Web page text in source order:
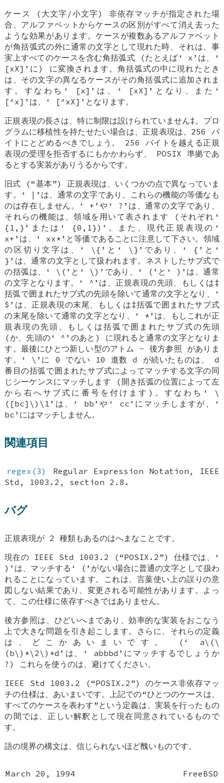
ケース (大文字/小文字) 非依存マッチが指定された場
合、アルファベットからケースの区別がすべて消え去った
ような効果があります。ケースが複数あるアルファベット
が角括弧式の外に通常の文字として現れた時、それは、事
実上すべてのケースを含む角括弧式 (たとえば‘ x ’は、‘
[xX] ’に) に変換されます。角括弧式の中に現れたとき
は、その文字の異なるケースがその角括弧式に追加されま
す。すなわち‘
[x] ’は、‘ [xX] ’となり、また‘
[^x] ’は、‘ [^xX] ’となります。
正規表現の長さは、特に制限は設けられていません‡。プロ
グラムに移植性を持たせたい場合は、正規表現は、256 バ
イトにとどめるべきでしょう。 256 バイトを越える正規
表現の受理を拒否するにもかかわらず、 POSIX 準拠であ
るとする実装がありうるからです。
旧式 (“基本”) 正規表現は、いくつかの点で異なっていま
す。‘
| ’は、通常の文字であり、これらの機能の等価なも
のは存在しません。‘ + ’や‘ ? ’は、通常の文字であり、
それらの機能は、領域を用いて表されます (それぞれ‘
{1,} ’または‘ {0,1}) ’。また、現代正規表現の‘
x+ ’は、‘ xx* ’と等価であることに注意して下さい。領域
の区切り文字は、‘ \{ ’と‘ \} ’であり、‘ { ’と‘
} ’は、通常の文字として扱われます。ネストしたサブ式で
の括弧は、‘ \( ’と‘ \) ’であり、‘ ( ’と‘ ) ’は、通常
の文字となります。‘
^ ’は、正規表現の先頭、もしくは‡
括弧で囲まれたサブ式の先頭を除いて通常の文字となり、‘
$ ’は、正規表現の末尾、もしくは‡括弧で囲まれたサブ式
の末尾を除いて通常の文字となり、‘ * ’は、もしこれが正
規表現の先頭、もしくは括弧で囲まれたサブ式の先頭
(か、先頭の‘ ^ ’のあと) に現れると通常の文字となりま
す。最後にひとつ新しい型のアトム -後方参照 がありま
す。‘ \ ’に 0 でない 10 進数d が続いたものは、 d
番目の括弧で囲まれたサブ式によってマッチする文字の同
じシーケンスにマッチします (開き括弧の位置によって左
から右へサブ式に番号を付けます)。すなわち‘ \
([bc]\)\1 ’は、‘ bb ’や‘ cc ’にマッチしますが、‘
bc ’にはマッチしません。
関連項目
regex(3) Regular Expression Notation ,
IEEE
Std , 1003.2 , section 2.8 .
バグ
正規表現が 2 種類もあるのはへまなことです。
現在の IEEE Std 1003.2 (“POSIX.2”) 仕様では、‘
) ’は、マッチする‘ ( ’がない場合に普通の文字として扱わ
れることになっています。これは、言葉使い上の誤りの意
図しない結果であり、変更される可能性があります。よっ
て、この仕様に依存すべきではありません。
後方参照は、ひどいへまであり、効率的な実装をおこなう
上で大きな問題を引き起こします。さらに、それらの定義
は、どこかあいまいです。 (‘ a\(\
(b\)*\2\)*d ’は、‘ abbbd ’にマッチするでしょうか
?) これらを使うのは、避けてください。
IEEE Std 1003.2 (“POSIX.2”) のケース非依存マッ
チの仕様は、あいまいです。上記での“ひとつのケースは、
すべてのケースを表わす”という定義は、実装を行ったもの
の間では、正しい解釈として現在同意されているもので
す。
語の境界の構文は、信じられないほど醜いものです。
March 20, 1994 FreeBSD